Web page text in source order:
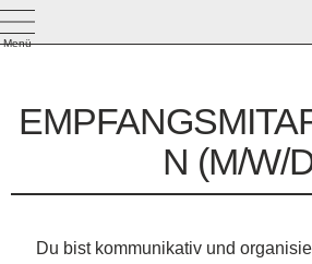
Menü
N (M/W/
Du bist kommunikativ und